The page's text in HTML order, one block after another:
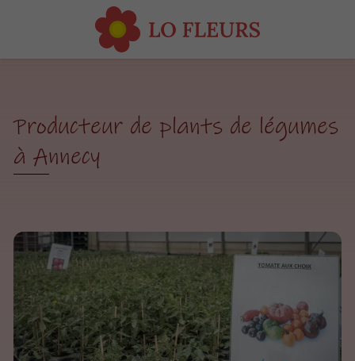
Producteur de plants de légumes
à Annecy